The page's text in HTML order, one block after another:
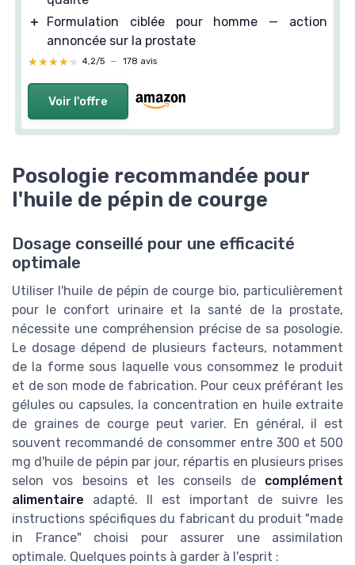
＋
Formulation ciblée pour homme — action
annoncée sur la prostate
★★★★★
★★★★★ 4,2/5 — 178 avis
Voir l'offre
Posologie recommandée pour
l'huile de pépin de courge
Dosage conseillé pour une efficacité
optimale
Utiliser l'huile de pépin de courge bio, particulièrement
pour le confort urinaire et la santé de la prostate,
nécessite une compréhension précise de sa posologie.
Le dosage dépend de plusieurs facteurs, notamment
de la forme sous laquelle vous consommez le produit
et de son mode de fabrication. Pour ceux préférant les
gélules ou capsules, la concentration en huile extraite
de graines de courge peut varier. En général, il est
souvent recommandé de consommer entre 300 et 500
mg d'huile de pépin par jour, répartis en plusieurs prises
selon vos besoins et les conseils de complément
alimentaire adapté. Il est important de suivre les
instructions spécifiques du fabricant du produit "made
in France" choisi pour assurer une assimilation
optimale. Quelques points à garder à l'esprit :